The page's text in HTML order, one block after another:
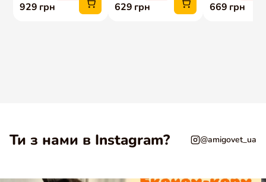
Ти з нами в Instagram? @amigovet_ua